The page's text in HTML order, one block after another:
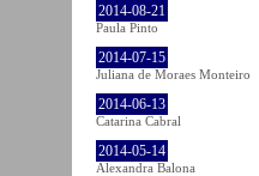
2014-08-21
Paula Pinto
2014-07-15
Juliana de Moraes Monteiro
2014-06-13
Catarina Cabral
2014-05-14
Alexandra Balona